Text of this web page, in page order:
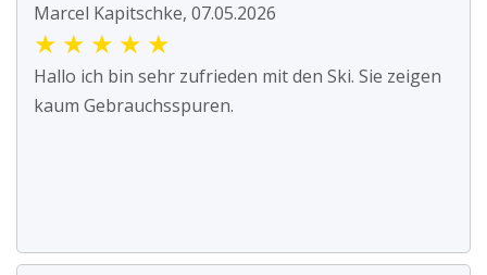
Marcel Kapitschke, 07.05.2026
★ ★ ★ ★ ★
Hallo ich bin sehr zufrieden mit den Ski. Sie zeigen
kaum Gebrauchsspuren.